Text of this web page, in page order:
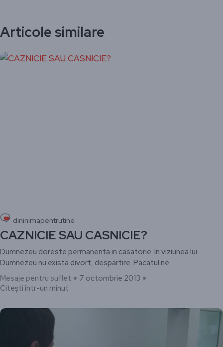
Articole similare
dininimapentrutine
CAZNICIE SAU CASNICIE?
Dumnezeu doreste permanenta in casatorie. In viziunea lui
Dumnezeu nu exista divort, despartire. Pacatul ne
Mesaje pentru suflet
7 octombrie 2013
Citești într-un minut